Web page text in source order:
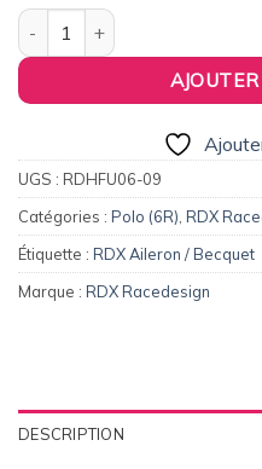
quantité de Aileron / Becquet
UGS : RDHFU06-09
Catégories : Polo (6R) RDX
Étiquette : RDX Aileron / Becquet
Marque : RDX Racedesign
DESCRIPTION